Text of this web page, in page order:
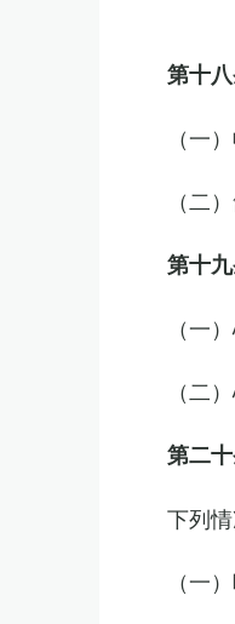
第十
（一
（二
第十
（一
（二
第二
下列
（一